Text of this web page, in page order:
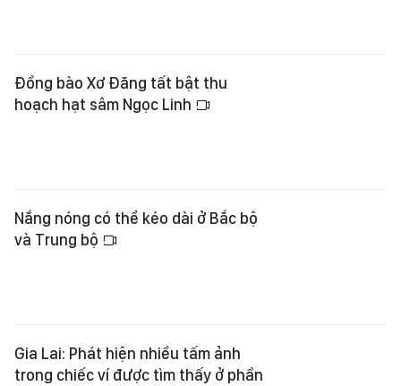
Đồng bào Xơ Đăng tất bật thu
hoạch hạt sâm Ngọc Linh
Nắng nóng có thể kéo dài ở Bắc bộ
và Trung bộ
Gia Lai: Phát hiện nhiều tấm ảnh
trong chiếc ví được tìm thấy ở phần